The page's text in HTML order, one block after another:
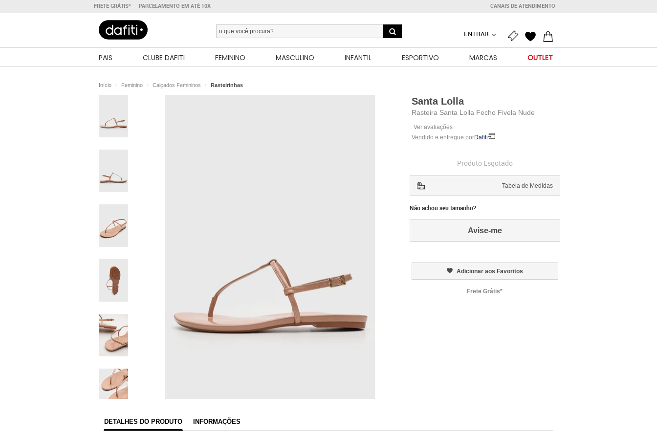
FRETE GRÁTIS* PARCELAMENTO EM ATÉ 10X CANAIS DE ATENDIMENTO
ENTRAR
PAIS CLUBE DAFITI FEMININO MASCULINO INFANTIL ESPORTIVO MARCAS OUTLET
Início Feminino Calçados Femininos Rasteirinhas
Santa Lolla
Rasteira Santa Lolla Fecho Fivela Nude
Ver avaliações
Vendido e entregue porDafiti
Dafiti
Produto Esgotado
Tabela de Medidas
Não achou seu tamanho?
Avise-me
Adicionar aos Favoritos
Frete Grátis*
DETALHES DO PRODUTO INFORMAÇÕES